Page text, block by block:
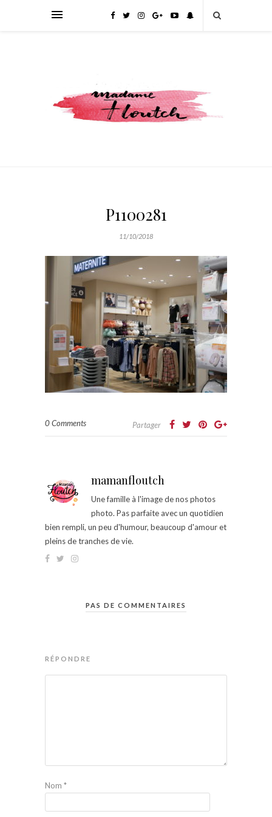
P1100281
11/10/2018
0 Comments Partager
mamanfloutch
Une famille à l'image de nos photos
photo. Pas parfaite avec un quotidien
bien rempli, un peu d'humour, beaucoup d'amour et
pleins de tranches de vie.
PAS DE COMMENTAIRES
RÉPONDRE
Nom *